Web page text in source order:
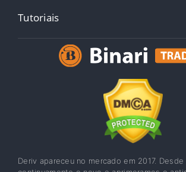
Tutoriais
Deriv apareceu no mercado em 2017.